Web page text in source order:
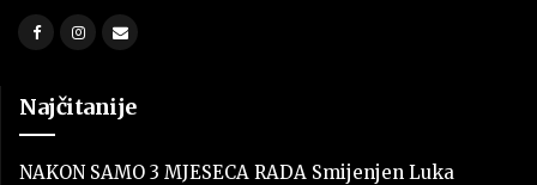
Najčitanije
NAKON SAMO 3 MJESECA RADA Smijenjen Luka